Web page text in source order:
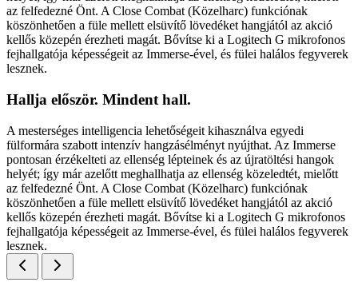
az felfedezné Önt. A Close Combat (Közelharc) funkciónak
köszönhetően a füle mellett elsüvítő lövedéket hangjától az akció
kellős közepén érezheti magát. Bővítse ki a Logitech G mikrofonos
fejhallgatója képességeit az Immerse-ével, és fülei halálos fegyverek
lesznek.
Hallja először. Mindent hall.
A mesterséges intelligencia lehetőségeit kihasználva egyedi
fülformára szabott intenzív hangzásélményt nyújthat. Az Immerse
pontosan érzékelteti az ellenség lépteinek és az újratöltési hangok
helyét; így már azelőtt meghallhatja az ellenség közeledtét, mielőtt
az felfedezné Önt. A Close Combat (Közelharc) funkciónak
köszönhetően a füle mellett elsüvítő lövedéket hangjától az akció
kellős közepén érezheti magát. Bővítse ki a Logitech G mikrofonos
fejhallgatója képességeit az Immerse-ével, és fülei halálos fegyverek
lesznek.